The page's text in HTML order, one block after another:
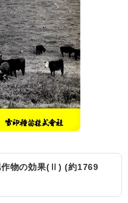
作物の効果(Ⅱ) (約1769